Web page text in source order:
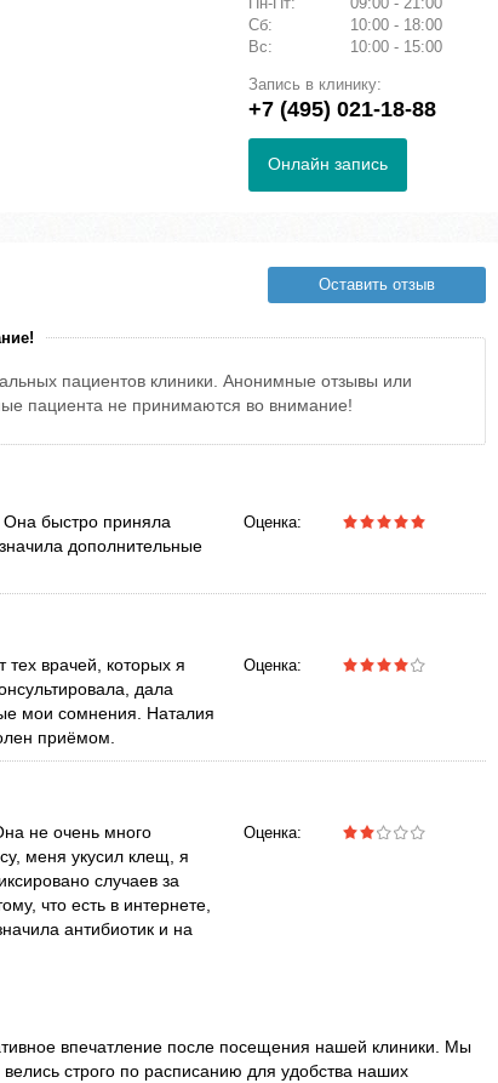
Сб:
10:00 - 18:00
Вс:
10:00 - 15:00
Запись в клинику:
+7 (495) 021-18-88
Онлайн запись
Оставить отзыв
пациентов клиники. Анонимные отзывы или
пациента не принимаются во внимание!
быстро приняла
дополнительные
Оценка:
врачей, которых я
дала
мои сомнения. Наталия
приёмом.
Оценка:
не очень много
меня укусил клещ, я
случаев за
что есть в интернете,
антибиотик и на
Оценка:
впечатление после посещения нашей клиники. Мы
строго по расписанию для удобства наших